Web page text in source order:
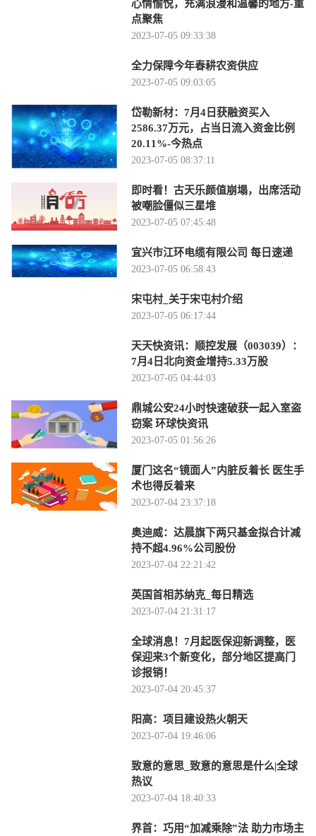
心情愉悦，充满浪漫和温馨的地方-重
点聚焦
2023-07-05 09:33:38
全力保障今年春耕农资供应
2023-07-05 09:03:05
岱勒新材：7月4日获融资买入
2586.37万元，占当日流入资金比例
20.11%-今热点
2023-07-05 08:37:11
即时看！古天乐颜值崩塌，出席活动
被嘲脸僵似三星堆
2023-07-05 07:45:48
宜兴市江环电缆有限公司 每日速递
2023-07-05 06:58:43
宋屯村_关于宋屯村介绍
2023-07-05 06:17:44
天天快资讯：顺控发展（003039）：
7月4日北向资金增持5.33万股
2023-07-05 04:44:03
鼎城公安24小时快速破获一起入室盗
窃案 环球快资讯
2023-07-05 01:56:26
厦门这名“镜面人”内脏反着长 医生手
术也得反着来
2023-07-04 23:37:18
奥迪威：达晨旗下两只基金拟合计减
持不超4.96%公司股份
2023-07-04 22:21:42
英国首相苏纳克_每日精选
2023-07-04 21:31:17
全球消息！7月起医保迎新调整，医
保迎来3个新变化，部分地区提高门
诊报销！
2023-07-04 20:45:37
阳高：项目建设热火朝天
2023-07-04 19:46:06
致意的意思_致意的意思是什么|全球
热议
2023-07-04 18:40:33
界首：巧用“加减乘除”法 助力市场主